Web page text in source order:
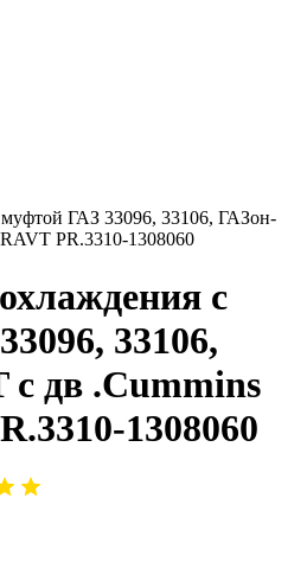
ГАЗ 33096, 33106, ГАЗон-
PR.3310-1308060
с
33106,
дв .Cummins
1308060